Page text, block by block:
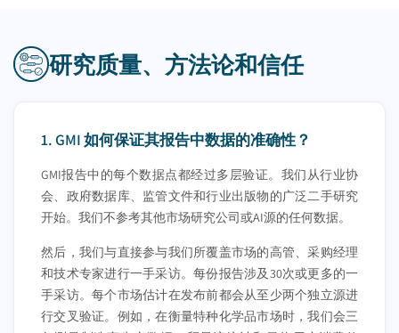
研究质量、方法论和信任
1.GMI 如何保证其报告中数据的准确性？
GMI报告中的每个数据点都经过多层验证。我们从行业协
会、政府数据库、监管文件和行业出版物的广泛二手研究
开始。我们不参考其他市场研究公司或AI源的任何数据。
然后，我们与直接参与我们所覆盖市场的高管、采购经理
和技术专家进行一手采访。每份报告涉及30次或更多的一
手采访。每个市场估计在发布前都会从至少两个独立源进
行交叉验证。例如，在衡量特种化学品市场时，我们会三